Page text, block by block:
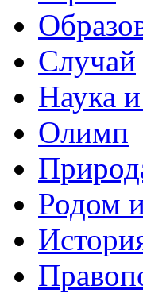
Случай
Наука
Олимп
Родом